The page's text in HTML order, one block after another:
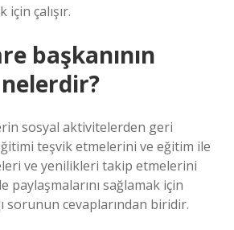
çalışır.
başkanının
sosyal aktivitelerden geri
teşvik etmelerini ve eğitim ile
ve yenilikleri takip etmelerini
paylaşmalarını sağlamak için
sorunun cevaplarından biridir.